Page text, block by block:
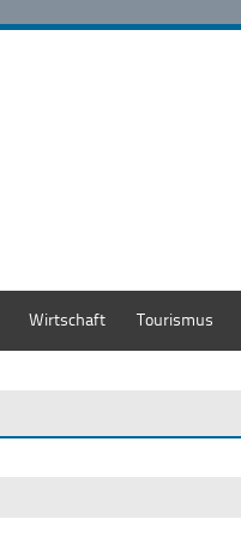
Wirtschaft Tourismus